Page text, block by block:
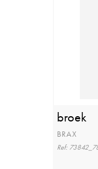
broek
BRAX
Ref: